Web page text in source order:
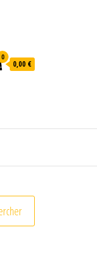
0
0,00 €